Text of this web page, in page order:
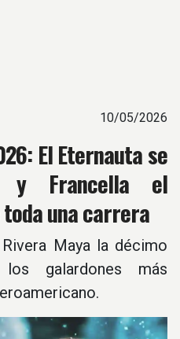
10/05/2026
El Eternauta se
y Francella el
una carrera
Maya la décimo
galardones más